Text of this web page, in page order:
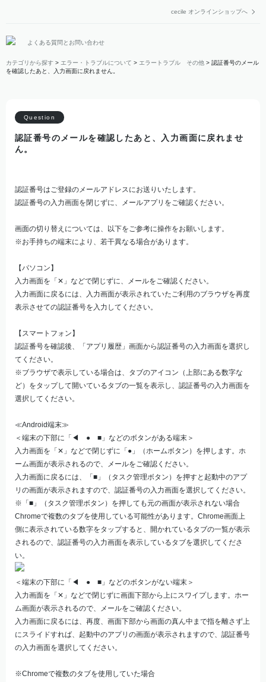
cecile オンラインショップへ
よくある質問とお問い合わせ
カテゴリから探す > エラー・トラブルについて > エラートラブル その他 > 認証番号のメール
を確認したあと、入力画面に戻れません。
認証番号のメールを確認したあと、入力画面に戻れませ
ん。
認証番号はご登録のメールアドレスにお送りいたします。
認証番号の入力画面を閉じずに、メールアプリをご確認ください。
画面の切り替えについては、以下をご参考に操作をお願いします。
※お手持ちの端末により、若干異なる場合があります。
【パソコン】
入力画面を「✕」などで閉じずに、メールをご確認ください。
入力画面に戻るには、入力画面が表示されていたご利用のブラウザを再度
表示させての認証番号を入力してください。
【スマートフォン】
認証番号を確認後、「アプリ履歴」画面から認証番号の入力画面を選択し
てください。
※ブラウザで表示している場合は、タブのアイコン（上部にある数字な
ど）をタップして開いているタブの一覧を表示し、認証番号の入力画面を
選択してください。
≪Android端末≫
＜端末の下部に「◀ ● ■」などのボタンがある端末＞
入力画面を「✕」などで閉じずに「●」（ホームボタン）を押します。ホ
ーム画面が表示されるので、メールをご確認ください。
入力画面に戻るには、「■」（タスク管理ボタン）を押すと起動中のアプ
リの画面が表示されますので、認証番号の入力画面を選択してください。
※「■」（タスク管理ボタン）を押しても元の画面が表示されない場合
Chromeで複数のタブを使用している可能性があります。Chrome画面上
側に表示されている数字をタップすると、開かれているタブの一覧が表示
されるので、認証番号の入力画面を表示しているタブを選択してくださ
い。
＜端末の下部に「◀ ● ■」などのボタンがない端末＞
入力画面を「✕」などで閉じずに画面下部から上にスワイプします。ホー
ム画面が表示されるので、メールをご確認ください。
入力画面に戻るには、再度、画面下部から画面の真ん中まで指を離さず上
にスライドすれば、起動中のアプリの画面が表示されますので、認証番号
の入力画面を選択してください。
※Chromeで複数のタブを使用していた場合